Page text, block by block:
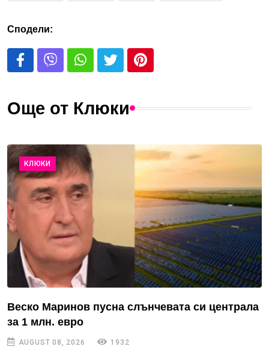
Сподели:
Още от Клюки
КЛЮКИ
Веско Маринов пусна слънчевата си централа
за 1 млн. евро
AUGUST 08, 2026 1932